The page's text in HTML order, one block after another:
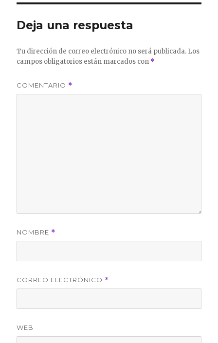
Deja una respuesta
Tu dirección de correo electrónico no será publicada. Los
campos obligatorios están marcados con *
COMENTARIO *
NOMBRE *
CORREO ELECTRÓNICO *
WEB